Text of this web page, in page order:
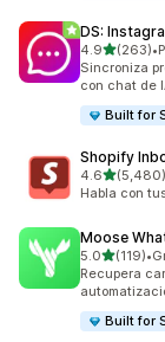
DS:
4.9de 5(263)
263 reseñas
•
Sincroniza
con chat de
Built for
Shopify
4.6de 5(5,480)
5480
Habla con
Moose
5.0de 5(119)
119 reseñas
•
Recupera
Built for